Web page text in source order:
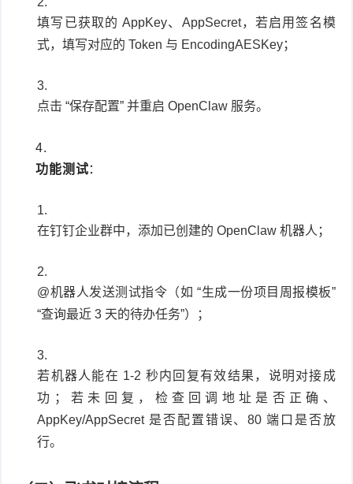
填写已获取的 AppKey、AppSecret，若启用签名模
式，填写对应的 Token 与 EncodingAESKey；
点击 “保存配置” 并重启 OpenClaw 服务。
功能测试：
在钉钉企业群中，添加已创建的 OpenClaw 机器人；
@机器人发送测试指令（如 “生成一份项目周报模板”
“查询最近 3 天的待办任务”）；
若机器人能在 1-2 秒内回复有效结果，说明对接成
功；若未回复，检查回调地址是否正确、
AppKey/AppSecret 是否配置错误、80 端口是否放
行。